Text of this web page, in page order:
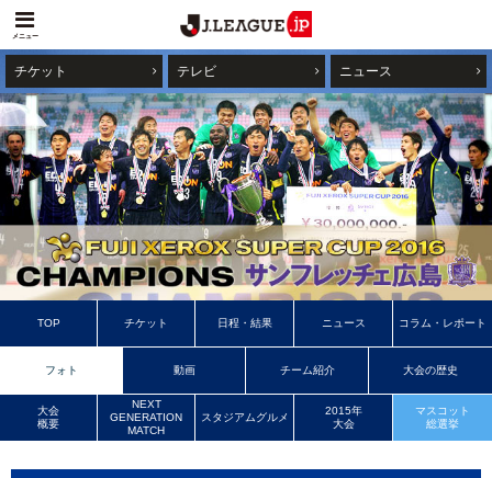
メニュー
チケット テレビ ニュース
TOP チケット 日程・結果 ニュース コラム・レポート
フォト 動画 チーム紹介 大会の歴史
大会
概要
NEXT
GENERATION
MATCH
スタジアムグルメ
2015年
大会
マスコット
総選挙